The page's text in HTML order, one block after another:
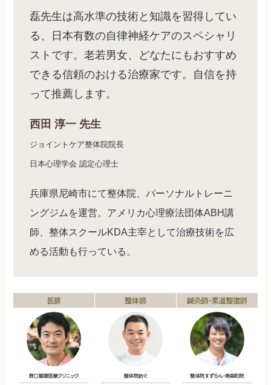
磊先生は高水準の技術と知識を習得してい
る、日本有数の自律神経ケアのスペシャリ
ストです。老若男女、どなたにもおすすめ
できる信頼のおける治療家です。自信を持
って推薦します。
西田 淳一 先生
ジョイントケア整体院院長
日本心理学会 認定心理士
兵庫県尼崎市にて整体院、パーソナルトレーニ
ングジムを運営。アメリカ心理療法団体ABH講
師、整体スクールKDA主宰として治療技術を広
める活動も行っている。